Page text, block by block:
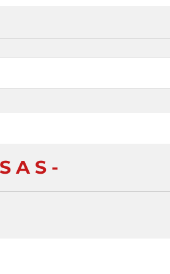
A S -